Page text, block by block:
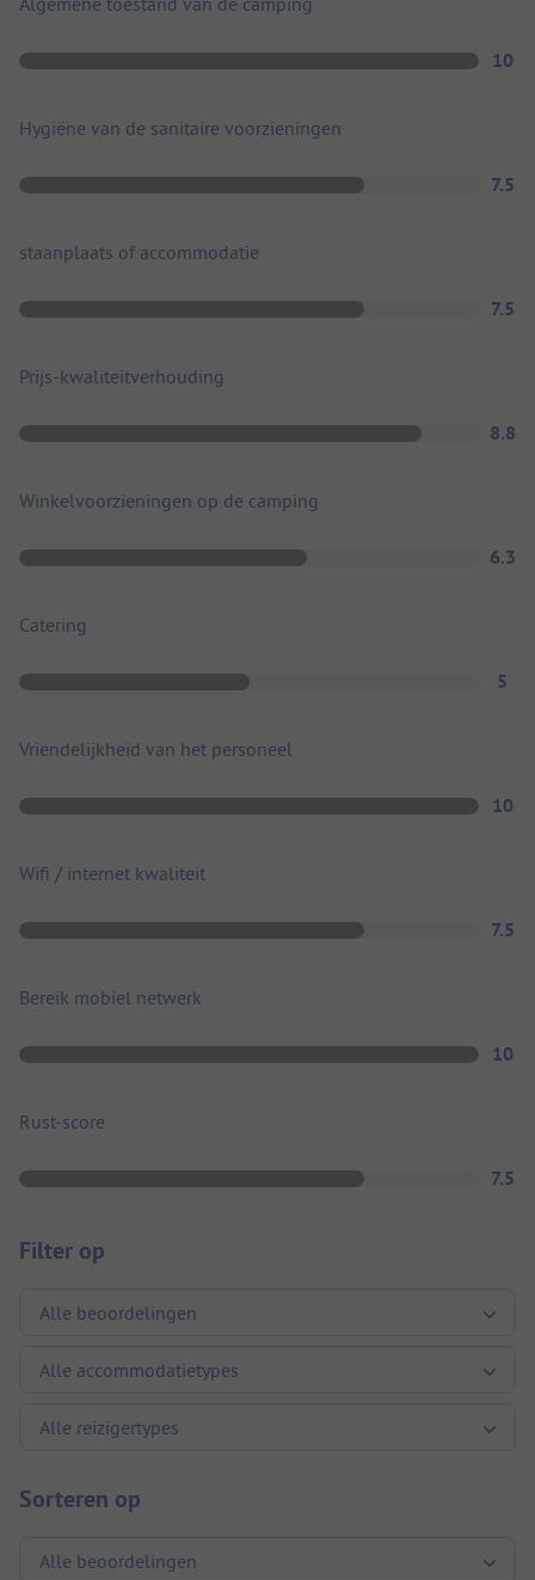
10
Hygiëne van de sanitaire voorzieningen
7.5
staanplaats of accommodatie
7.5
Prijs-kwaliteitverhouding
8.8
Winkelvoorzieningen op de camping
6.3
Catering
5
Vriendelijkheid van het personeel
10
Wifi / internet kwaliteit
7.5
Bereik mobiel netwerk
10
Rust-score
7.5
Filter op
Sorteren op